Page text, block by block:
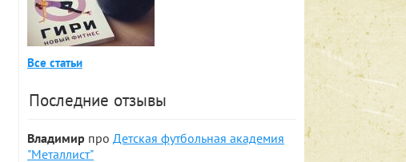
Все статьи
Последние отзывы
Владимир про Детская футбольная академия
"Металлист"